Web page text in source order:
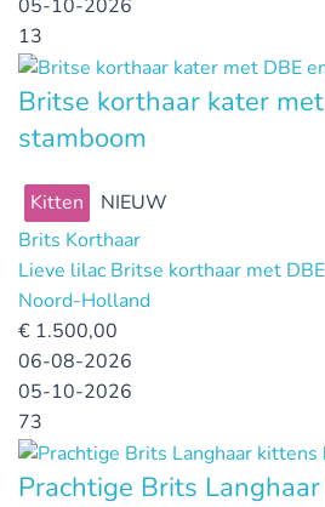
05-10-2026
13
Britse korthaar kater
stamboom
Kitten
NIEUW
Brits Korthaar
Lieve lilac Britse korthaar met
Noord-Holland
€ 1.500,00
06-08-2026
05-10-2026
73
Prachtige Brits